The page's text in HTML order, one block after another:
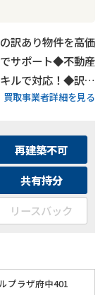
訳あり物件を高価
サポート◆不動産
ルで対応！◆訳あ
買取事業者詳細を見る
再建築不可
共有持分
リースバック
プラザ府中401